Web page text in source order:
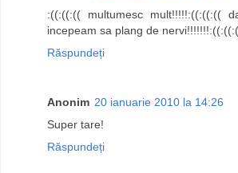
:((:((:(( multumesc mult!!!!!:((:((:((
incepeam sa plang de
Răspundeți
Anonim 20 ianuarie 2010 la 14:26
Super tare!
Răspundeți